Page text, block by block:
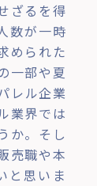
ざるを得
数が一時
められた
一部や夏
レル企業
業界では
か。そし
売職や本
と思いま